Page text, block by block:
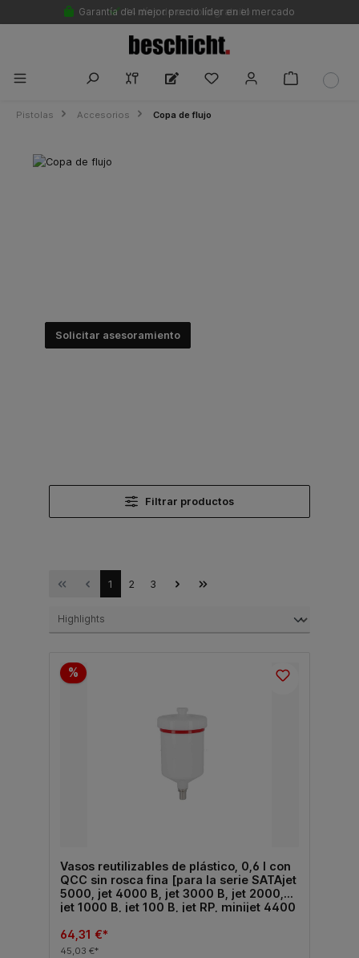
14 días de cambio gratuito
Garantía del mejor precio líder en el mercado
Pistolas Accesorios Copa de flujo
Solicitar asesoramiento
Filtrar productos
1 2 3
%
Vasos reutilizables de plástico, 0,6 l con
QCC sin rosca fina [para la serie SATAjet
5000, jet 4000 B, jet 3000 B, jet 2000,
jet 1000 B, jet 100 B, jet RP, minijet 4400
64,31 €*
45,03 €*